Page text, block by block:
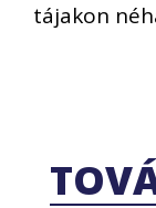
tájakon